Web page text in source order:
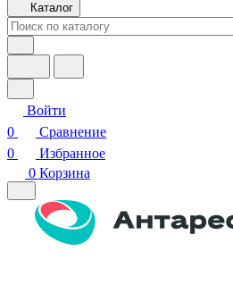
Каталог
Войти
0
Сравнение
0
Избранное
0 Корзина